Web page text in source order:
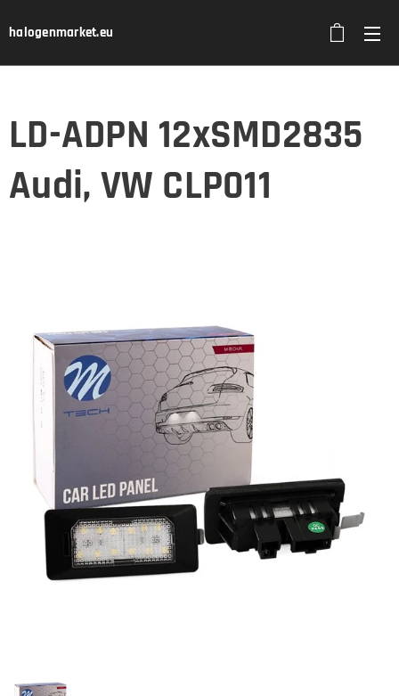
halogenmarket.eu
LD-ADPN 12xSMD2835
Audi, VW CLP011